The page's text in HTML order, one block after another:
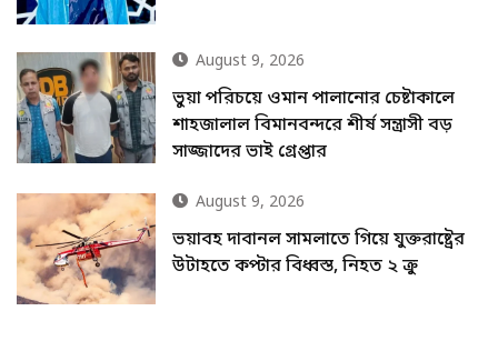
August 9, 2026
ভুয়া পরিচয়ে ওমান পালানোর চেষ্টাকালে
শাহজালাল বিমানবন্দরে শীর্ষ সন্ত্রাসী বড়
সাজ্জাদের ভাই গ্রেপ্তার
August 9, 2026
ভয়াবহ দাবানল সামলাতে গিয়ে যুক্তরাষ্ট্রের
উটাহতে কপ্টার বিধ্বস্ত, নিহত ২ ক্রু